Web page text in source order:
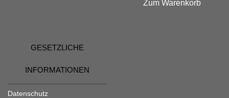
Zum Warenkorb
GESETZLICHE
INFORMATIONEN
Datenschutz